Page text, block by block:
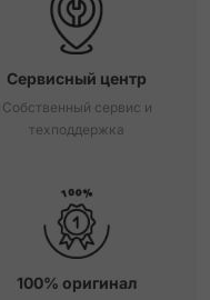
Сервисный центр
Собственный сервис и
техподдержка
100% оригинал